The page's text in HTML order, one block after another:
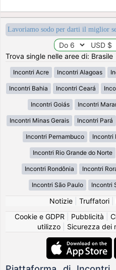
Lavoriamo sodo per darti il miglior
Trova single nelle aree di: Brasile
Incontri Acre Incontri Alagoas
Incontri Bahia Incontri Ceará
Incontri Goiás Incontri
Incontri Minas Gerais Incontri Pará
Incontri Pernambuco Incontri
Incontri Rio Grande do Norte
Incontri Rondônia Incontri
Incontri São Paulo Incontri
Notizie| Truffatori|
Cookie e GDPR
Pubblicità
utilizzo| Sicurezza dei